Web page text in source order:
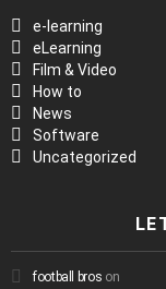
e-learning
eLearning
Film & Video
How to
News
Software
Uncategorized
football bros on